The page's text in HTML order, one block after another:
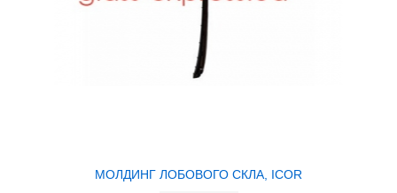
МОЛДИНГ ЛОБОВОГО СКЛА, ICOR